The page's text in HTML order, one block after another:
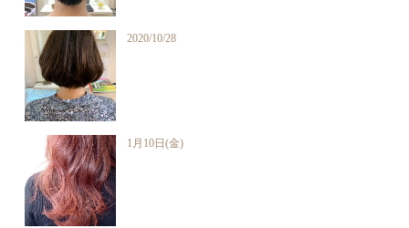
2020/10/28
1月10日(金)